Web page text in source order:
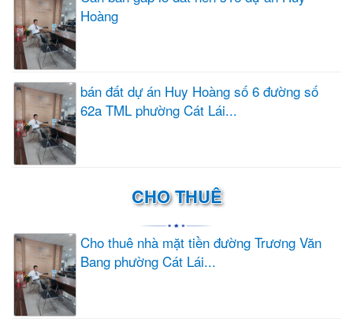
Hoàng
bán đất dự án Huy Hoàng số 6 đường số
62a TML phường Cát Lái...
CHO THUÊ
Cho thuê nhà mặt tiền đường Trương Văn
Bang phường Cát Lái...